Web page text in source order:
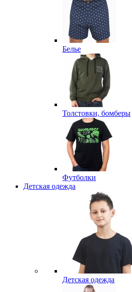
Белье
Толстовки, бомберы
Футболки
Детская одежда
Детская одежда